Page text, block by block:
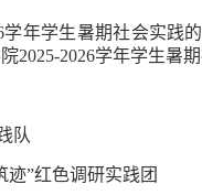
学年学生暑期社会实践
2025-2026学年学生暑
队
迹”红色调研实践团